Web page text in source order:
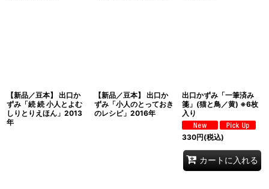
【新品／豆本】 出口か
ずみ「続 続 小人とよむ
しりとりえほん」2013
年
【新品／豆本】 出口か
ずみ「小人のとっておき
のレシピ」2016年
出口かずみ「一筆済み
箋」(猫と鳥／黄) ※6枚
入り
330円(税込)
カートに入れる